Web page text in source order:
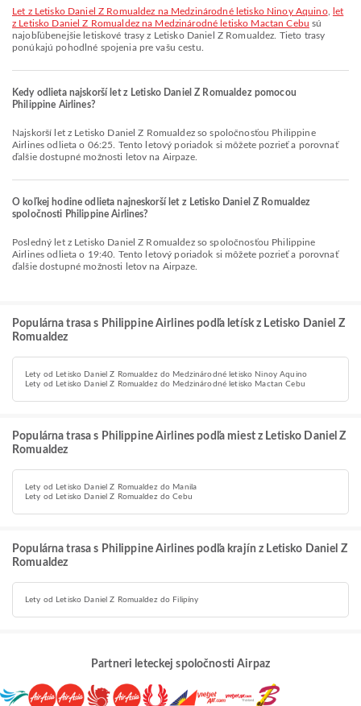
let z Letisko Daniel Z Romualdez na Medzinárodné letisko Ninoy Aquino,
let
z Letisko Daniel Z Romualdez na Medzinárodné letisko Mactan Cebu sú
najobľúbenejšie letiskové trasy z Letisko Daniel Z Romualdez. Tieto trasy
ponúkajú pohodlné spojenia pre vašu cestu.
Kedy odlieta najskorší let z Letisko Daniel Z Romualdez pomocou
Philippine Airlines?
Najskorší let z Letisko Daniel Z Romualdez so spoločnosťou Philippine
Airlines odlieta o 06:25. Tento letový poriadok si môžete pozrieť a porovnať
ďalšie dostupné možnosti letov na Airpaze.
O koľkej hodine odlieta najneskorší let z Letisko Daniel Z Romualdez
spoločnosti Philippine Airlines?
Posledný let z Letisko Daniel Z Romualdez so spoločnosťou Philippine
Airlines odlieta o 19:40. Tento letový poriadok si môžete pozrieť a porovnať
ďalšie dostupné možnosti letov na Airpaze.
Populárna trasa s Philippine Airlines podľa letísk z Letisko Daniel Z
Romualdez
Lety od Letisko Daniel Z Romualdez do Medzinárodné letisko Ninoy Aquino
Lety od Letisko Daniel Z Romualdez do Medzinárodné letisko Mactan Cebu
Populárna trasa s Philippine Airlines podľa miest z Letisko Daniel Z
Romualdez
Lety od Letisko Daniel Z Romualdez do Manila
Lety od Letisko Daniel Z Romualdez do Cebu
Populárna trasa s Philippine Airlines podľa krajín z Letisko Daniel Z
Romualdez
Lety od Letisko Daniel Z Romualdez do Filipíny
Partneri leteckej spoločnosti Airpaz